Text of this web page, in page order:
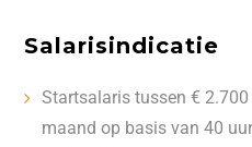
Salarisindicatie
Startsalaris tussen €
maand op basis van 40